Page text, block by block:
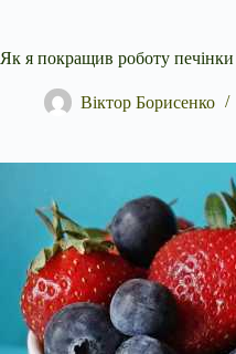
Як я покращив роботу
Віктор Борисенко